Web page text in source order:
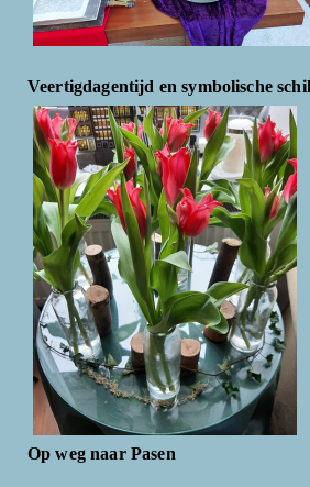
Veertigdagentijd en symbolische
Op weg naar Pasen